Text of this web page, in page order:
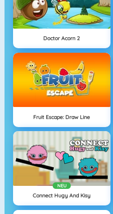
Doctor Acorn 2
Fruit Escape: Draw Line
NEU
Connect Hugy And Kisy